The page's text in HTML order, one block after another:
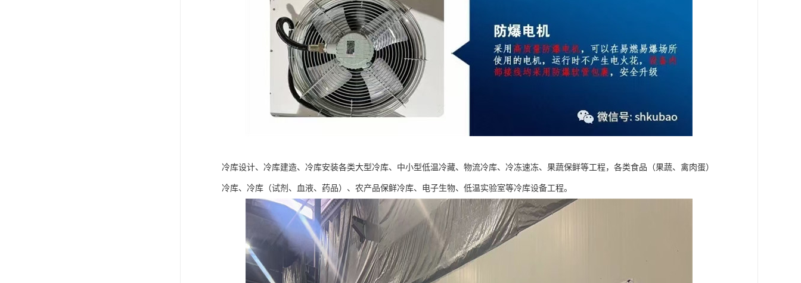
冷库设计、冷库建造、冷库安装各类大型冷库、中小型低温冷藏、物流冷库、冷冻速冻、果蔬保鲜等工程，各类食品（果蔬、禽肉蛋）
冷库、冷库（试剂、血液、药品）、农产品保鲜冷库、电子生物、低温实验室等冷库设备工程。